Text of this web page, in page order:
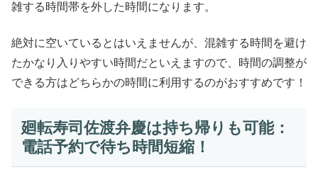
雑する時間帯を外した時間になります。
絶対に空いているとはいえませんが、混雑する時間を避け
たかなり入りやすい時間だといえますので、時間の調整が
できる方はどちらかの時間に利用するのがおすすめです！
廻転寿司佐渡弁慶は持ち帰りも可能：
電話予約で待ち時間短縮！